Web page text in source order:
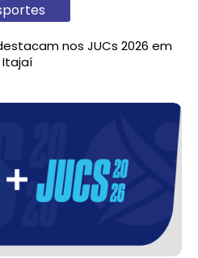
nos JUCs 2026 em
Itajaí